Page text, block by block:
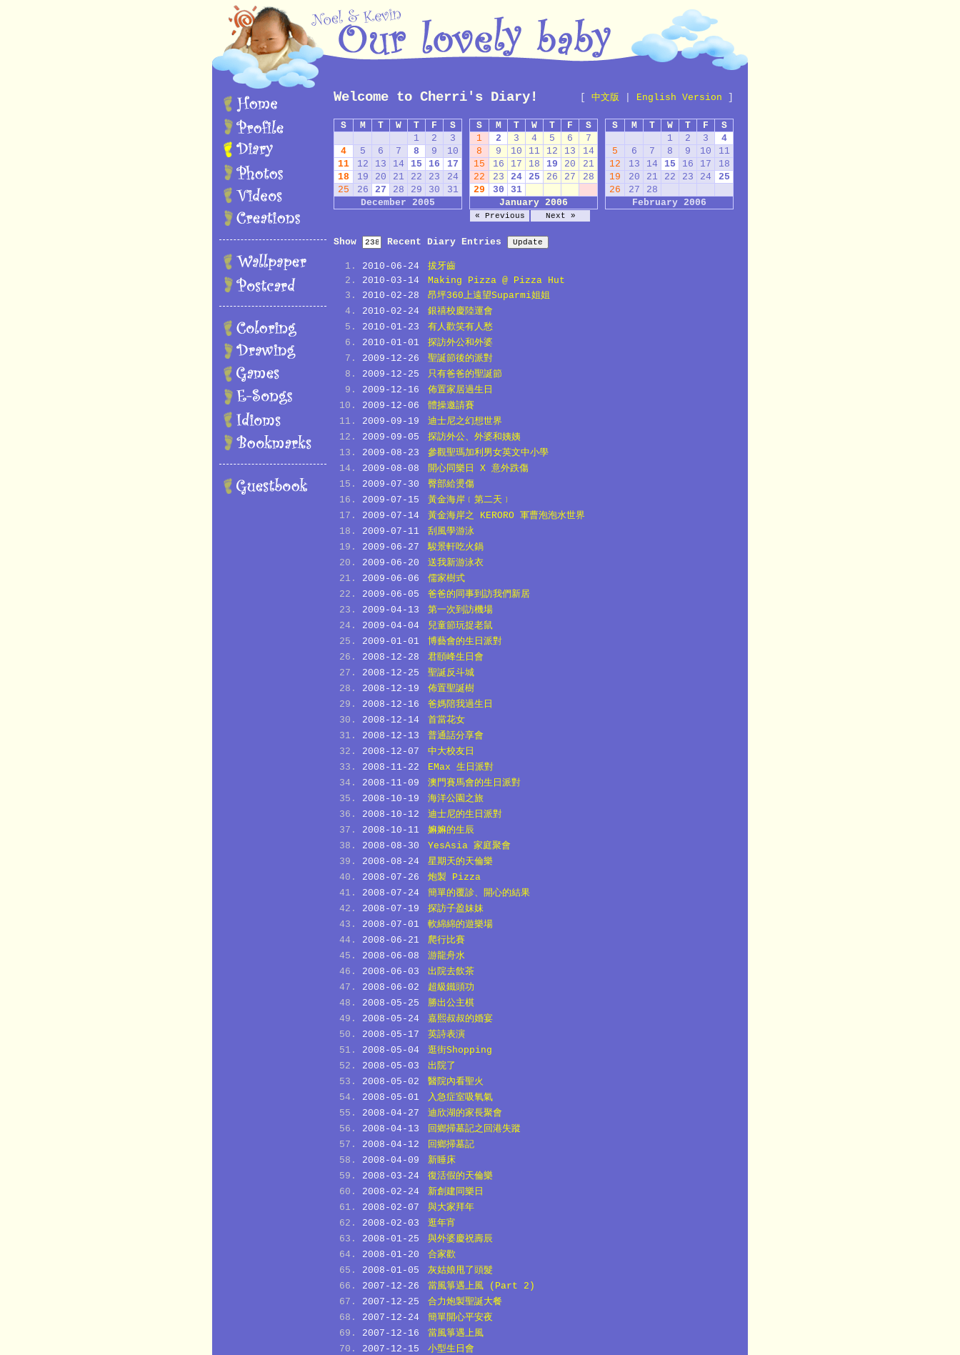
中文版 English Version
Welcome to Cherri's Diary!
S M T W T F
S
1
2
3
4
5 6 7 8 9
10
11
12 13 14 15 16
17
18
19 20 21 22 23
24
25
26 27 28 29 30
31
December 2005
S M T W T F
S
1
2 3
4
5
6 7 8 9 10
11
12
13 14 15 16 17
18
19
20 21 22 23 24
25
26
27
28
February 2006
S M T W T F
S
1
2 3 4 5 6
7
8
9 10 11 12 13
14
15
16 17 18 19 20
21
22
23 24 25 26 27
28
29
30
31
January 2006
« Previous Next »
Show Recent Diary Entries
2010-06-24
拔牙齒
2010-03-14
Making Pizza @ Pizza Hut
2010-02-28
昂坪360上遠望Suparmi姐姐
2010-02-24
銀禧校慶陸運會
2010-01-23
有人歡笑有人愁
2010-01-01
探訪外公和外婆
2009-12-26
聖誕節後的派對
2009-12-25
只有爸爸的聖誕節
2009-12-16
佈置家居過生日
2009-12-06
體操邀請賽
2009-09-19
迪士尼之幻想世界
2009-09-05
探訪外公、外婆和姨姨
2009-08-23
參觀聖瑪加利男女英文中小學
2009-08-08
開心同樂日 X 意外跌傷
2009-07-30
臀部給燙傷
2009-07-15
黃金海岸﹝第二天﹞
2009-07-14
黃金海岸之 KERORO 軍曹泡泡水世界
2009-07-11
刮風學游泳
2009-06-27
駿景軒吃火鍋
2009-06-20
送我新游泳衣
2009-06-06
儒家樹式
2009-06-05
爸爸的同事到訪我們新居
2009-04-13
第一次到訪機場
2009-04-04
兒童節玩捉老鼠
2009-01-01
博藝會的生日派對
2008-12-28
君頤峰生日會
2008-12-25
聖誕反斗城
2008-12-19
佈置聖誕樹
2008-12-16
爸媽陪我過生日
2008-12-14
首當花女
2008-12-13
普通話分享會
2008-12-07
中大校友日
2008-11-22
EMax 生日派對
2008-11-09
澳門賽馬會的生日派對
2008-10-19
海洋公園之旅
2008-10-12
迪士尼的生日派對
2008-10-11
嫲嫲的生辰
2008-08-30
YesAsia 家庭聚會
2008-08-24
星期天的天倫樂
2008-07-26
炮製 Pizza
2008-07-24
簡單的覆診、開心的結果
2008-07-19
探訪子盈妹妹
2008-07-01
軟綿綿的遊樂場
2008-06-21
爬行比賽
2008-06-08
游龍舟水
2008-06-03
出院去飲茶
2008-06-02
超級鐵頭功
2008-05-25
勝出公主棋
2008-05-24
嘉熙叔叔的婚宴
2008-05-17
英詩表演
2008-05-04
逛街Shopping
2008-05-03
出院了
2008-05-02
醫院內看聖火
2008-05-01
入急症室吸氧氣
2008-04-27
迪欣湖的家長聚會
2008-04-13
回鄉掃墓記之回港失蹤
2008-04-12
回鄉掃墓記
2008-04-09
新睡床
2008-03-24
復活假的天倫樂
2008-02-24
新創建同樂日
2008-02-07
與大家拜年
2008-02-03
逛年宵
2008-01-25
與外婆慶祝壽辰
2008-01-20
合家歡
2008-01-05
灰姑娘甩了頭髮
2007-12-26
當風箏遇上風 (Part 2)
2007-12-25
合力炮製聖誕大餐
2007-12-24
簡單開心平安夜
2007-12-16
當風箏遇上風
2007-12-15
小型生日會